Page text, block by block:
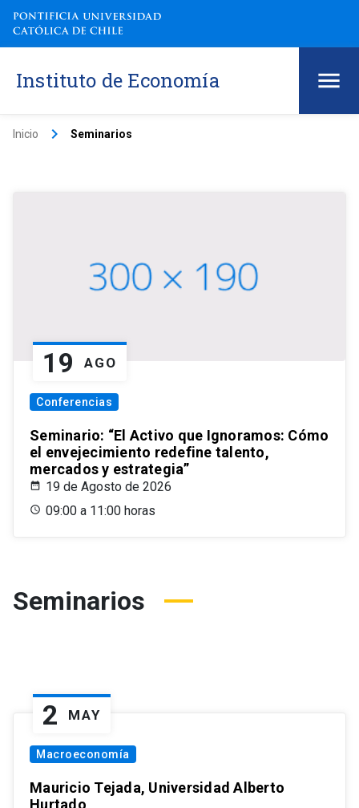
Instituto de Economía
Inicio keyboard_arrow_right Seminarios
19 AGO
Conferencias
Seminario: “El Activo que Ignoramos: Cómo
el envejecimiento redefine talento,
mercados y estrategia”
19 de Agosto de 2026
09:00 a 11:00 horas
Seminarios
2 MAY
Macroeconomía
Mauricio Tejada, Universidad Alberto
Hurtado